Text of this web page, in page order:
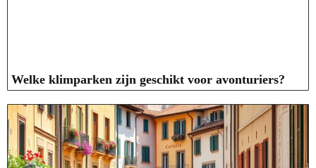
Welke klimparken zijn geschikt voor avonturiers?